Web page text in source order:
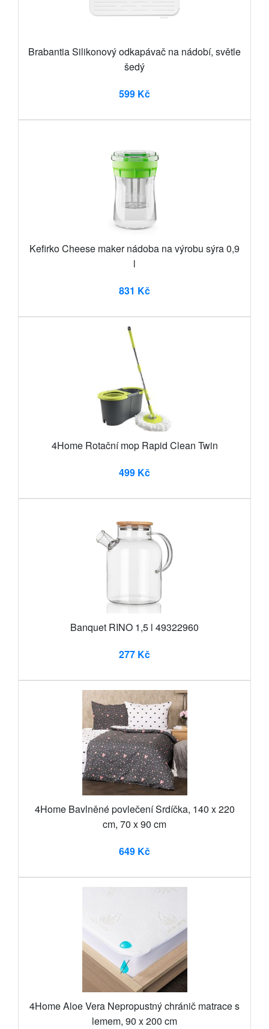
Brabantia Silikonový odkapávač na nádobí, světle
šedý
599 Kč
Kefirko Cheese maker nádoba na výrobu sýra 0,9
l
831 Kč
4Home Rotační mop Rapid Clean Twin
499 Kč
Banquet RINO 1,5 l 49322960
277 Kč
4Home Bavlněné povlečení Srdíčka, 140 x 220
cm, 70 x 90 cm
649 Kč
4Home Aloe Vera Nepropustný chránič matrace s
lemem, 90 x 200 cm